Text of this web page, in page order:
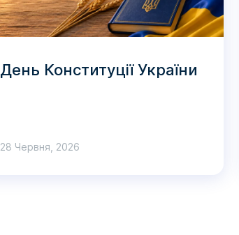
День Конституції України
28 Червня, 2026